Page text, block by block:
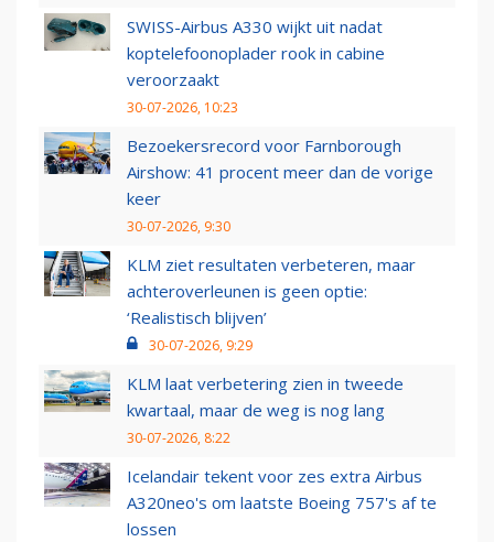
SWISS-Airbus A330 wijkt uit nadat
koptelefoonoplader rook in cabine
veroorzaakt
30-07-2026, 10:23
Bezoekersrecord voor Farnborough
Airshow: 41 procent meer dan de vorige
keer
30-07-2026, 9:30
KLM ziet resultaten verbeteren, maar
achteroverleunen is geen optie:
‘Realistisch blijven’
30-07-2026, 9:29
KLM laat verbetering zien in tweede
kwartaal, maar de weg is nog lang
30-07-2026, 8:22
Icelandair tekent voor zes extra Airbus
A320neo's om laatste Boeing 757's af te
lossen